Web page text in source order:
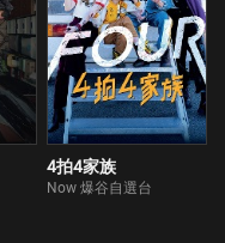
4拍4家族
Now 爆谷自選台